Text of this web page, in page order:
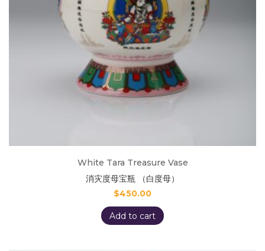
White Tara Treasure Vase
消灾度母宝瓶 （白度母）
$450.00
Add to cart